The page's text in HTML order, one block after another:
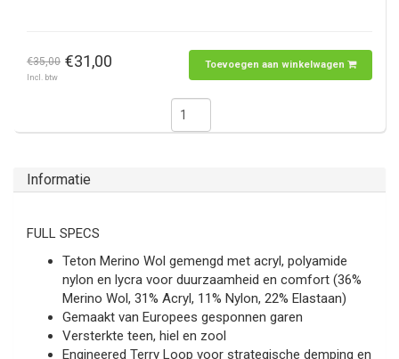
€35,00 €31,00
Incl. btw
Toevoegen aan winkelwagen
Informatie
FULL SPECS
Teton Merino Wol gemengd met acryl, polyamide
nylon en lycra voor duurzaamheid en comfort (36%
Merino Wol, 31% Acryl, 11% Nylon, 22% Elastaan)
Gemaakt van Europees gesponnen garen
Versterkte teen, hiel en zool
Engineered Terry Loop voor strategische demping en